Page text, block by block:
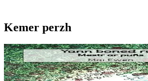
Kemer perzh
3 bloaz hag ouzhpenn
Yann boned ruz, Mestr ar puñs